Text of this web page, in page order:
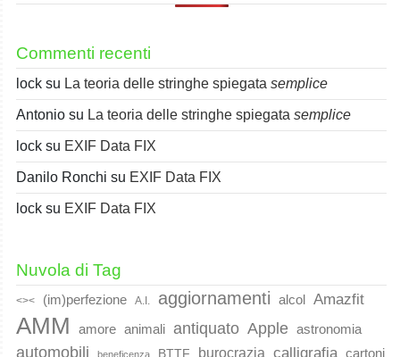
Commenti recenti
lock su La teoria delle stringhe spiegata semplice
Antonio su La teoria delle stringhe spiegata semplice
lock su EXIF Data FIX
Danilo Ronchi su EXIF Data FIX
lock su EXIF Data FIX
Nuvola di Tag
<>< (im)perfezione A.I. aggiornamenti alcol Amazfit
AMM amore animali antiquato Apple astronomia
automobili beneficenza BTTF burocrazia calligrafia cartoni